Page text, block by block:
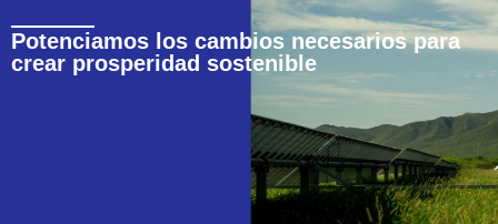
Potenciamos los cambios necesarios para
crear prosperidad sostenible